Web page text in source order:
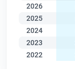
2026
2025
2024
2023
2022